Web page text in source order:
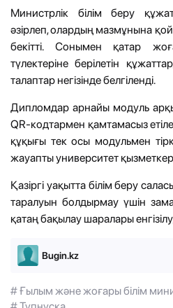
Министрлік білім беру
әзірлеп, олардың мазмұнына
бекітті. Сонымен қатар
түлектеріне берілетін
талаптар негізінде белгіленді.
Дипломдар арнайы модуль
QR-кодтармен қамтамасыз
құқығы тек осы модульмен
жауапты университет
Қазіргі уақытта білім беру
таралуын болдырмау үшін
қатаң бақылау шаралары
Bugin.kz
# Ғылым және жоғары білім